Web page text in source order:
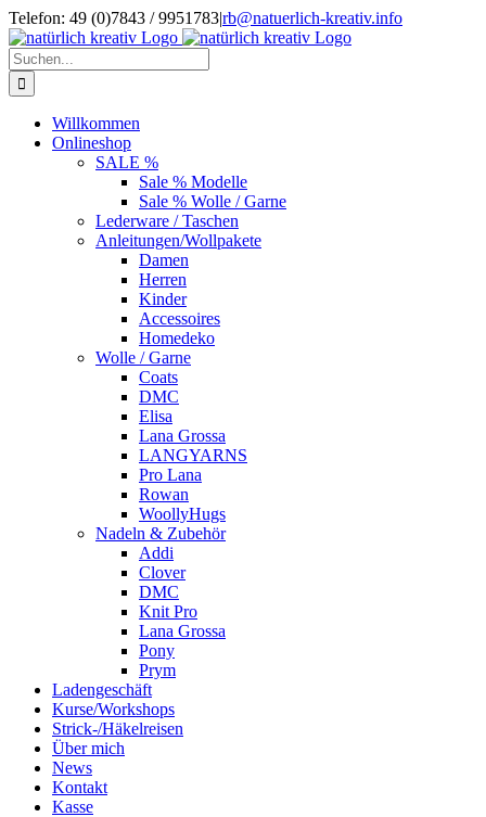
Zum
Inhalt
springen
Telefon: 49 (0)7843 / 9951783|rb@natuerlich-kreativ.info
Suche
nach:
Willkommen
Onlineshop
SALE %
Sale % Modelle
Sale % Wolle / Garne
Lederware / Taschen
Anleitungen/Wollpakete
Damen
Herren
Kinder
Accessoires
Homedeko
Wolle / Garne
Coats
DMC
Elisa
Lana Grossa
LANGYARNS
Pro Lana
Rowan
WoollyHugs
Nadeln & Zubehör
Addi
Clover
DMC
Knit Pro
Lana Grossa
Pony
Prym
Ladengeschäft
Kurse/Workshops
Strick-/Häkelreisen
Über mich
News
Kontakt
Kasse